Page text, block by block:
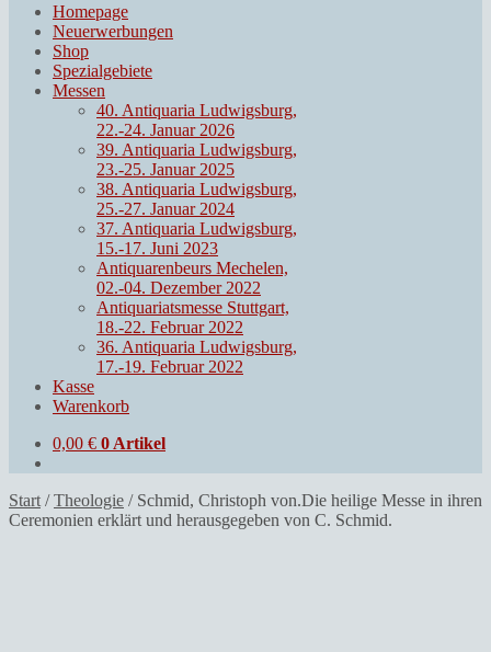
Homepage
Neuerwerbungen
Shop
Spezialgebiete
Messen
40. Antiquaria Ludwigsburg,
22.-24. Januar 2026
39. Antiquaria Ludwigsburg,
23.-25. Januar 2025
38. Antiquaria Ludwigsburg,
25.-27. Januar 2024
37. Antiquaria Ludwigsburg,
15.-17. Juni 2023
Antiquarenbeurs Mechelen,
02.-04. Dezember 2022
Antiquariatsmesse Stuttgart,
18.-22. Februar 2022
36. Antiquaria Ludwigsburg,
17.-19. Februar 2022
Kasse
Warenkorb
0,00 € 0 Artikel
Start /Theologie / Schmid, Christoph von.Die heilige Messe in ihren
Ceremonien erklärt und herausgegeben von C. Schmid.